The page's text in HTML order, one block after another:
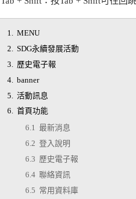
1. MENU
2. SDG永續發展活動
3. 歷史電子報
4. banner
5. 活動訊息
6. 首頁功能
6.1 最新消息
6.2 登入說明
6.3 歷史電子報
6.4 聯絡資訊
6.5 常用資料庫